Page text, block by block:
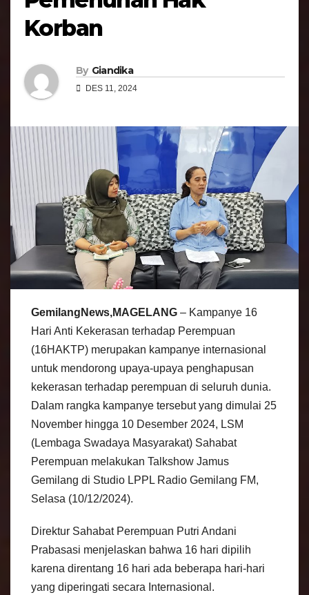
Korban
By Giandika
DES 11, 2024
GemilangNews,MAGELANG – Kampanye 16
Hari Anti Kekerasan terhadap Perempuan
(16HAKTP) merupakan kampanye internasional
untuk mendorong upaya-upaya penghapusan
kekerasan terhadap perempuan di seluruh dunia.
Dalam rangka kampanye tersebut yang dimulai 25
November hingga 10 Desember 2024, LSM
(Lembaga Swadaya Masyarakat) Sahabat
Perempuan melakukan Talkshow Jamus
Gemilang di Studio LPPL Radio Gemilang FM,
Selasa (10/12/2024).
Direktur Sahabat Perempuan Putri Andani
Prabasasi menjelaskan bahwa 16 hari dipilih
karena direntang 16 hari ada beberapa hari-hari
yang diperingati secara Internasional.